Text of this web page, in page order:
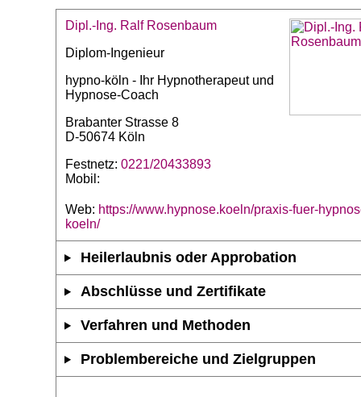
Dipl.-Ing. Ralf Rosenbaum
Diplom-Ingenieur
hypno-köln - Ihr Hypnotherapeut und
Hypnose-Coach
Brabanter Strasse 8
D-50674 Köln
Festnetz: 0221/20433893
Mobil:
Web: https://www.hypnose.koeln/praxis-fuer-
koeln/
Heilerlaubnis oder Approbation
Abschlüsse und Zertifikate
Verfahren und Methoden
Problembereiche und Zielgruppen